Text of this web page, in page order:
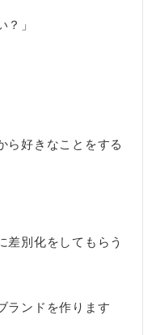
」
ら好きなことをする
差別化をしてもらう
ランドを作ります